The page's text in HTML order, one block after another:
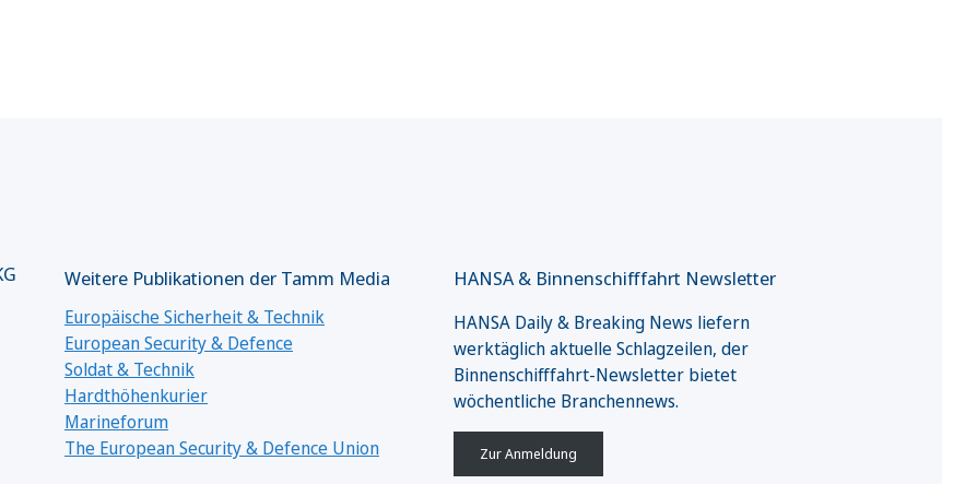
Weitere Publikationen der Tamm Media
Europäische Sicherheit & Technik
European Security & Defence
Soldat & Technik
Hardthöhenkurier
Marineforum
The European Security & Defence Union
HANSA & Binnenschifffahrt Newsletter
HANSA Daily & Breaking News liefern
werktäglich aktuelle Schlagzeilen, der
Binnenschifffahrt-Newsletter bietet
wöchentliche Branchennews.
Zur Anmeldung